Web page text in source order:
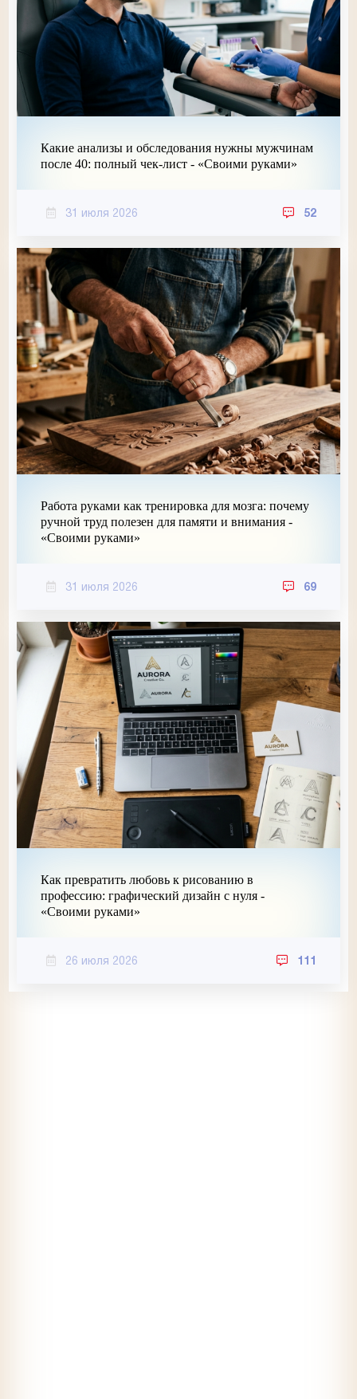
Какие анализы и обследования нужны мужчинам
после 40: полный чек-лист - «Своими руками»
31 июля 2026 52
Работа руками как тренировка для мозга: почему
ручной труд полезен для памяти и внимания -
«Своими руками»
31 июля 2026 69
Как превратить любовь к рисованию в
профессию: графический дизайн с нуля -
«Своими руками»
26 июля 2026 111